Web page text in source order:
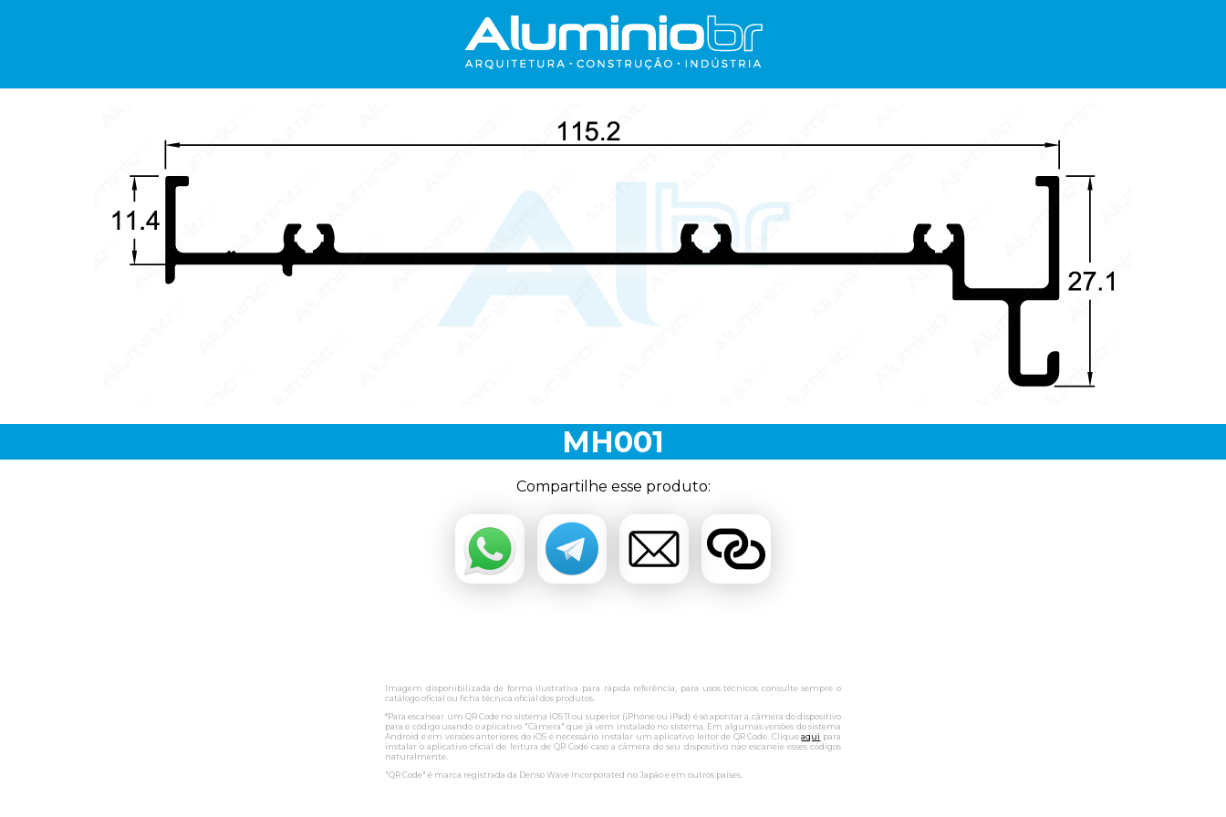
MH001
Compartilhe esse produto:
Imagem disponibilizada de forma ilustrativa para rápida referência, para usos técnicos consulte sempre o
catálogo oficial ou ficha técnica oficial dos produtos.
*Para escanear um QR Code no sistema iOS 11 ou superior (iPhone ou iPad) é só apontar a câmera do dispositivo
para o código usando o aplicativo "Câmera" que já vem instalado no sistema. Em algumas versões do sistema
Android e em versões anteriores do iOS é necessário instalar um aplicativo leitor de QR Code. Cliqueaqui para
instalar o aplicativo oficial de leitura de QR Code caso a câmera do seu dispositivo não escaneie esses códigos
naturalmente.
"QR Code" é marca registrada da Denso Wave Incorporated no Japão e em outros países.